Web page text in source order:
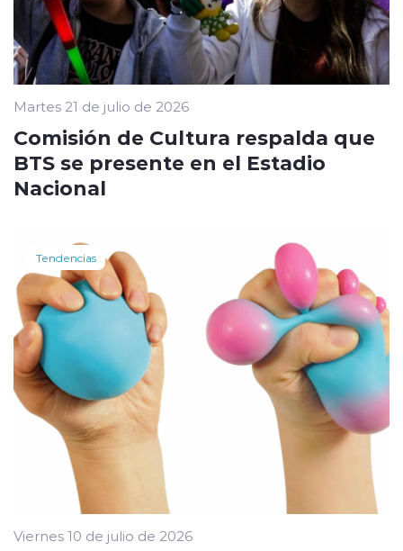
Martes 21 de julio de 2026
Comisión de Cultura respalda que
BTS se presente en el Estadio
Nacional
Tendencias
Viernes 10 de julio de 2026